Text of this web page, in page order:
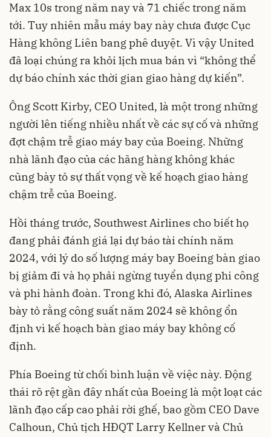
Max 10s trong năm nay và 71 chiếc trong năm
tới. Tuy nhiên mẫu máy bay này chưa được Cục
Hàng không Liên bang phê duyệt. Vì vậy United
đã loại chúng ra khỏi lịch mua bán vì “không thể
dự báo chính xác thời gian giao hàng dự kiến”.
Ông Scott Kirby, CEO United, là một trong những
người lên tiếng nhiều nhất về các sự cố và những
đợt chậm trễ giao máy bay của Boeing. Những
nhà lãnh đạo của các hãng hàng không khác
cũng bày tỏ sự thất vọng về kế hoạch giao hàng
chậm trễ của Boeing.
Hồi tháng trước, Southwest Airlines cho biết họ
đang phải đánh giá lại dự báo tài chính năm
2024, với lý do số lượng máy bay Boeing bàn giao
bị giảm đi và họ phải ngừng tuyển dụng phi công
và phi hành đoàn. Trong khi đó, Alaska Airlines
bày tỏ rằng công suất năm 2024 sẽ không ổn
định vì kế hoạch bàn giao máy bay không cố
định.
Phía Boeing từ chối bình luận về việc này. Động
thái rõ rệt gần đây nhất của Boeing là một loạt các
lãnh đạo cấp cao phải rời ghế, bao gồm CEO Dave
Calhoun, Chủ tịch HĐQT Larry Kellner và Chủ